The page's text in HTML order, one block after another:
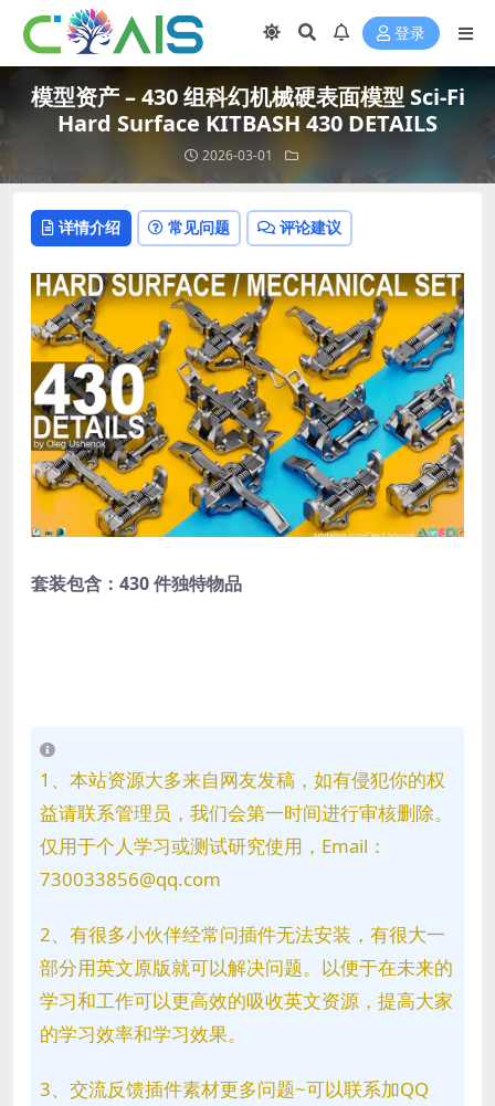
登录
模型资产 – 430 组科幻机械硬表面模型 Sci-Fi
Hard Surface KITBASH 430 DETAILS
2026-03-01
详情介绍 常见问题 评论建议
套装包含： 430 件独特物品
1、本站资源大多来自网友发稿，如有侵犯你的权
益请联系管理员，我们会第一时间进行审核删除。
仅用于个人学习或测试研究使用，Email：
730033856@qq.com
2、有很多小伙伴经常问插件无法安装，有很大一
部分用英文原版就可以解决问题。以便于在未来的
学习和工作可以更高效的吸收英文资源，提高大家
的学习效率和学习效果。
3、交流反馈插件素材更多问题~可以联系加QQ